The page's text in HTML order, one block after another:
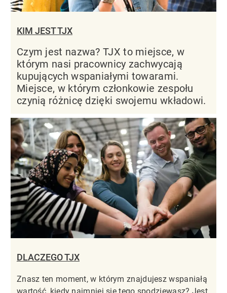
KIM JEST TJX
Czym jest nazwa? TJX to miejsce, w
którym nasi pracownicy zachwycają
kupujących wspaniałymi towarami.
Miejsce, w którym członkowie zespołu
czynią różnicę dzięki swojemu wkładowi.
DLACZEGO TJX
Znasz ten moment, w którym znajdujesz wspaniałą